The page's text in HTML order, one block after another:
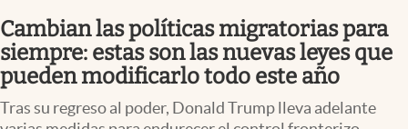
Espiritual
Streaming
PC y mobile
Cambian las políticas migratorias para
siempre: estas son las nuevas leyes que
pueden modificarlo todo este año
Tras su regreso al poder, Donald Trump lleva adelante